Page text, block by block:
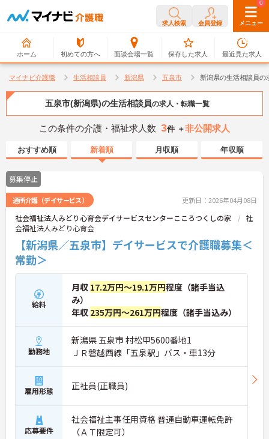
求人検索 会員登録 メニュー
ホーム 初めての方へ 面談会場一覧
0
保存した求人
0
最近見た求人
マイナビ介護職 生活相談員 新潟県 五泉市 新潟県の生活相談員の
五泉市(新潟県)の生活相談員の求人・転職一覧
この条件の介護・福祉求人数 3件 ＋非公開求人
おすすめ順 新着順 月収順 年収順
募集停止
通所介護（デイサービス） 更新日：2026年04月08日
社会福祉法人みどり心育会デイサービスセンターこころつくしの家
社
会福祉法人みどり心育会
【新潟県／五泉市】デイサービスで介護職募集＜
常勤＞
給料
月収 17.2万円～19.1万円程度（諸手当込
み）
年収 235万円～261万円程度（諸手当込み）
勤務地
新潟県 五泉市 村松甲5600番地1
ＪＲ磐越西線「五泉駅」バス・車13分
雇用形態 正社員(正職員)
応募要件
社会福祉主事任用資格 普通自動車運転免許
（ＡＴ限定可）